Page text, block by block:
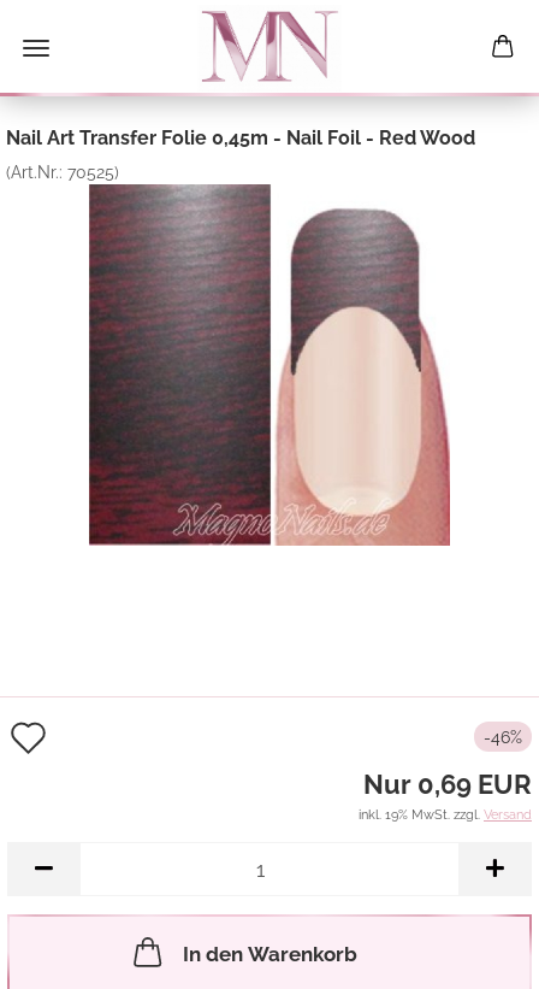
Nail Art Transfer Folie 0,45m - Nail Foil - Red Wood
(Art.Nr.: 70525)
-46%
Nur 0,69 EUR
inkl. 19% MwSt. zzgl. Versand
In den Warenkorb